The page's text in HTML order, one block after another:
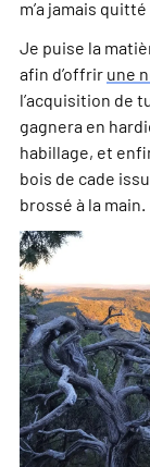
m’a jamais
Je puise la
afin d’offrir une
l’acquisition de
gagnera en
habillage, et
bois de cade
brossé à la main.